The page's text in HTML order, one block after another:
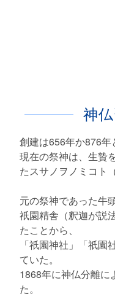
神
創建は656年か876年
現在の祭神は、生贄
たスサノヲノミコト
元の祭神であった牛
祇園精舎（釈迦が説
たことから、
「祇園神社」「祇
ていた。
1868年に神仏分離に
た。